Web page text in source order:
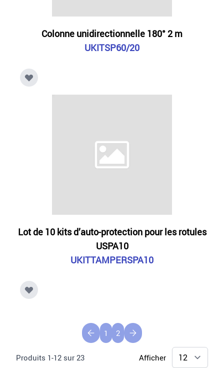
Colonne unidirectionnelle 180° 2 m
UKITSP60/20
Lot de 10 kits d’auto-protection pour les rotules
USPA10
UKITTAMPERSPA10
Produits 1-12 sur 23
1 2
Afficher